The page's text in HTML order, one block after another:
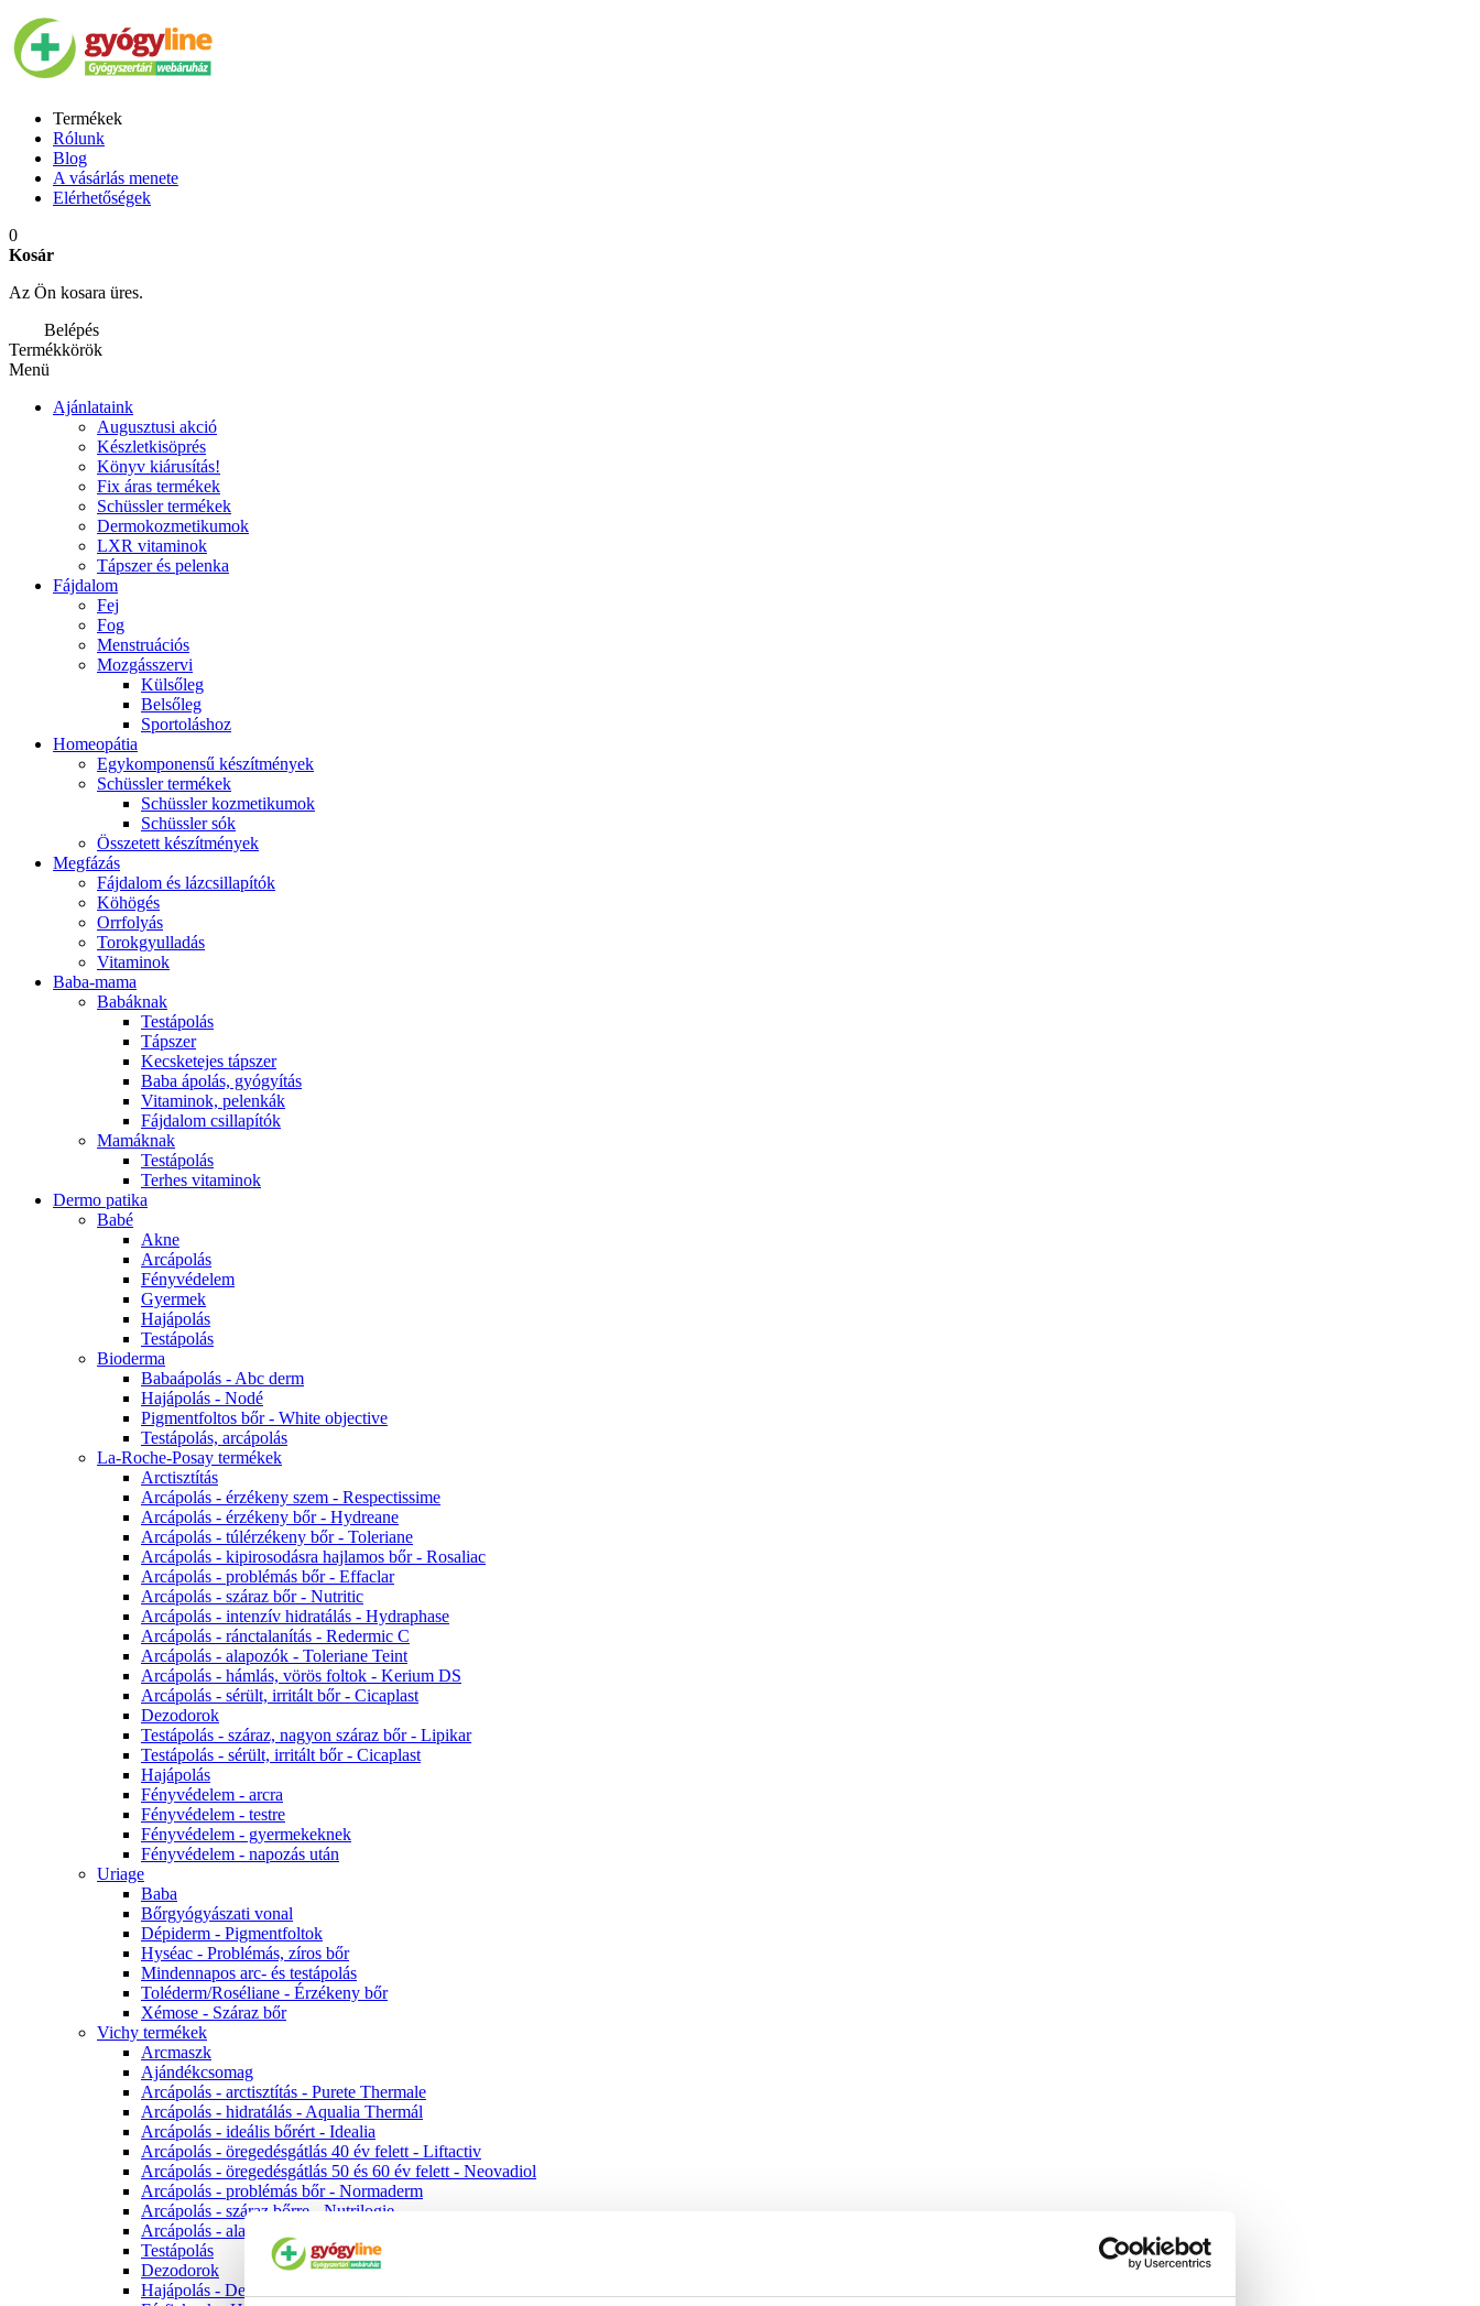
Termékek
Rólunk
Blog
A vásárlás menete
Elérhetőségek
0
Kosár
Az Ön kosara üres.
Belépés
Termékkörök
Menü
Ajánlataink
Augusztusi akció
Készletkisöprés
Könyv kiárusítás!
Fix áras termékek
Schüssler termékek
Dermokozmetikumok
LXR vitaminok
Tápszer és pelenka
Fájdalom
Fej
Fog
Menstruációs
Mozgásszervi
Külsőleg
Belsőleg
Sportoláshoz
Homeopátia
Egykomponensű készítmények
Schüssler termékek
Schüssler kozmetikumok
Schüssler sók
Összetett készítmények
Megfázás
Fájdalom és lázcsillapítók
Köhögés
Orrfolyás
Torokgyulladás
Vitaminok
Baba-mama
Babáknak
Testápolás
Tápszer
Kecsketejes tápszer
Baba ápolás, gyógyítás
Vitaminok, pelenkák
Fájdalom csillapítók
Mamáknak
Testápolás
Terhes vitaminok
Dermo patika
Babé
Akne
Arcápolás
Fényvédelem
Gyermek
Hajápolás
Testápolás
Bioderma
Babaápolás - Abc derm
Hajápolás - Nodé
Pigmentfoltos bőr - White objective
Testápolás, arcápolás
La-Roche-Posay termékek
Arctisztítás
Arcápolás - érzékeny szem - Respectissime
Arcápolás - érzékeny bőr - Hydreane
Arcápolás - túlérzékeny bőr - Toleriane
Arcápolás - kipirosodásra hajlamos bőr - Rosaliac
Arcápolás - problémás bőr - Effaclar
Arcápolás - száraz bőr - Nutritic
Arcápolás - intenzív hidratálás - Hydraphase
Arcápolás - ránctalanítás - Redermic C
Arcápolás - alapozók - Toleriane Teint
Arcápolás - hámlás, vörös foltok - Kerium DS
Arcápolás - sérült, irritált bőr - Cicaplast
Dezodorok
Testápolás - száraz, nagyon száraz bőr - Lipikar
Testápolás - sérült, irritált bőr - Cicaplast
Hajápolás
Fényvédelem - arcra
Fényvédelem - testre
Fényvédelem - gyermekeknek
Fényvédelem - napozás után
Uriage
Baba
Bőrgyógyászati vonal
Dépiderm - Pigmentfoltok
Hyséac - Problémás, zíros bőr
Mindennapos arc- és testápolás
Toléderm/Roséliane - Érzékeny bőr
Xémose - Száraz bőr
Vichy termékek
Arcmaszk
Ajándékcsomag
Arcápolás - arctisztítás - Purete Thermale
Arcápolás - hidratálás - Aqualia Thermál
Arcápolás - ideális bőrért - Idealia
Arcápolás - öregedésgátlás 40 év felett - Liftactiv
Arcápolás - öregedésgátlás 50 és 60 év felett - Neovadiol
Arcápolás - problémás bőr - Normaderm
Arcápolás - száraz bőrre - Nutrilogie
Arcápolás - alapozók
Testápolás
Dezodorok
Hajápolás - Dercos